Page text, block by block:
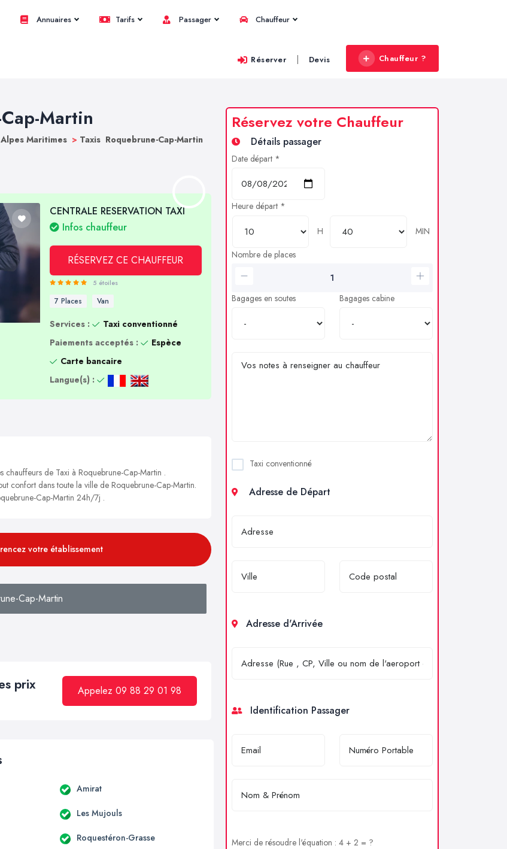
Annuaires Tarifs Passager Chauffeur
Réserver | Devis Chauffeur ?
Martin
Maritimes > Taxis Roquebrune-Cap-Martin
CENTRALE RESERVATION TAXI
Infos chauffeur
RÉSERVEZ CE CHAUFFEUR
5 étoiles
7 Places Van
Services :
Taxi conventionné
Paiements acceptés :
Espèce
Carte bancaire
Langue(s) :
de Taxi à Roquebrune-Cap-Martin .
confort dans toute la ville de Roquebrune-Cap-Martin.
Cap-Martin 24h/7j .
votre établissement
Cap-Martin
prix Appelez 09 88 29 01 98
Amirat
Les Mujouls
Roquestéron-Grasse
Réservez votre Chauffeur
Détails passager
Date départ *
Heure départ *
H
MIN
Nombre de places
Bagages en soutes Bagages cabine
Taxi conventionné
Adresse de Départ
Adresse d'Arrivée
Identification Passager
Merci de résoudre l'équation : 4 + 2 = ?